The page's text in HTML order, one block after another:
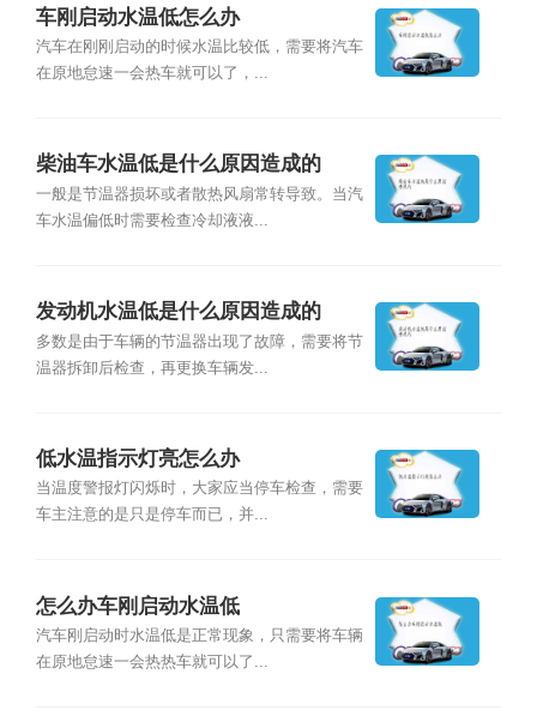
车刚启动水温低怎么办
汽车在刚刚启动的时候水温比较低，需要将汽车
在原地怠速一会热车就可以了，...
柴油车水温低是什么原因造成的
一般是节温器损坏或者散热风扇常转导致。当汽
车水温偏低时需要检查冷却液液...
发动机水温低是什么原因造成的
多数是由于车辆的节温器出现了故障，需要将节
温器拆卸后检查，再更换车辆发...
低水温指示灯亮怎么办
当温度警报灯闪烁时，大家应当停车检查，需要
车主注意的是只是停车而已，并...
怎么办车刚启动水温低
汽车刚启动时水温低是正常现象，只需要将车辆
在原地怠速一会热热车就可以了...